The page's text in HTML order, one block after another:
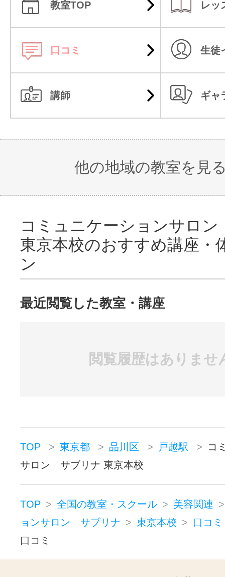
教室TOP レッ
口コミ 生徒
講師 ギャ
他の地域の教室を見
コミュニケーションサロ
東京本校のおすすめ講座・
ン
最近閲覧した教室・講座
閲覧履歴はありませ
TOP 東京都 品川区 戸越駅
コ
サロン サブリナ 東京本校
TOP 全国の教室・スクール
美容関連
ョンサロン サブリナ
東京本校
口コミ
口コミ